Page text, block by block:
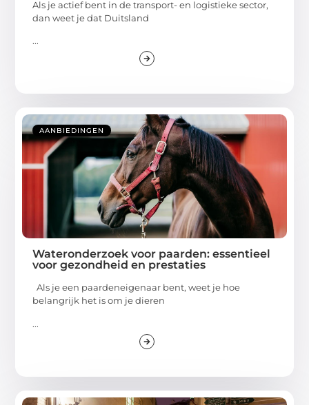
Als je actief bent in de transport- en logistieke sector,
dan weet je dat Duitsland
...
AANBIEDINGEN
Wateronderzoek voor paarden: essentieel
voor gezondheid en prestaties
Als je een paardeneigenaar bent, weet je hoe
belangrijk het is om je dieren
...